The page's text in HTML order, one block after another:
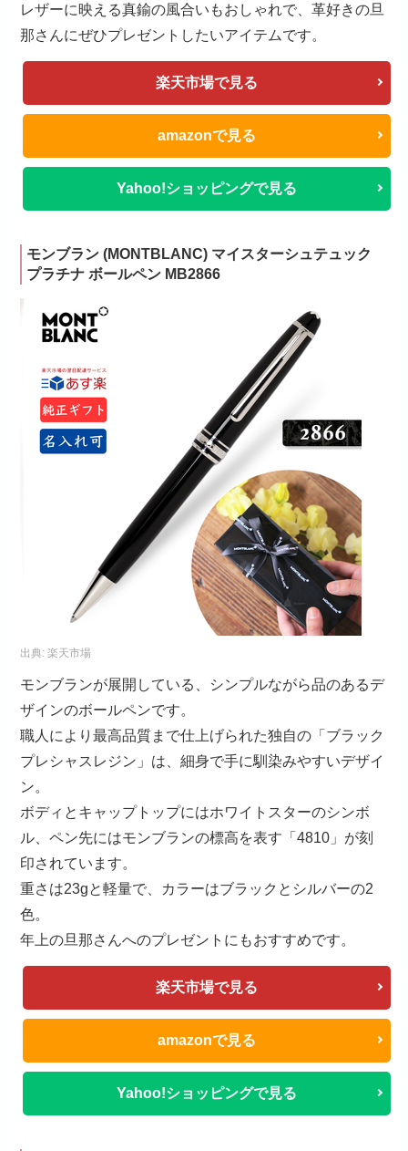
レザーに映える真鍮の風合いもおしゃれで、革好きの旦
那さんにぜひプレゼントしたいアイテムです。
楽天市場で見る
amazonで見る
Yahoo!ショッピングで見る
モンブラン (MONTBLANC) マイスターシュテュック
プラチナ ボールペン MB2866
出典:楽天市場
モンブランが展開している、シンプルながら品のあるデ
ザインのボールペンです。
職人により最高品質まで仕上げられた独自の「ブラック
プレシャスレジン」は、細身で手に馴染みやすいデザイ
ン。
ボディとキャップトップにはホワイトスターのシンボ
ル、ペン先にはモンブランの標高を表す「4810」が刻
印されています。
重さは23gと軽量で、カラーはブラックとシルバーの2
色。
年上の旦那さんへのプレゼントにもおすすめです。
楽天市場で見る
amazonで見る
Yahoo!ショッピングで見る